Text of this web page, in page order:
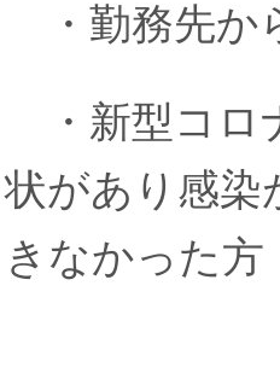
・勤務先か
・新型コロ
状があり感染
きなかった方